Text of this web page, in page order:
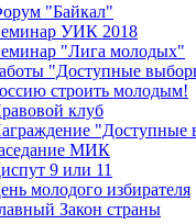
"Байкал"
УИК 2018
"Лига молодых"
"Доступные
строить молодым!
клуб
"Доступные
МИК
9 или 11
молодого избирателя
Закон страны